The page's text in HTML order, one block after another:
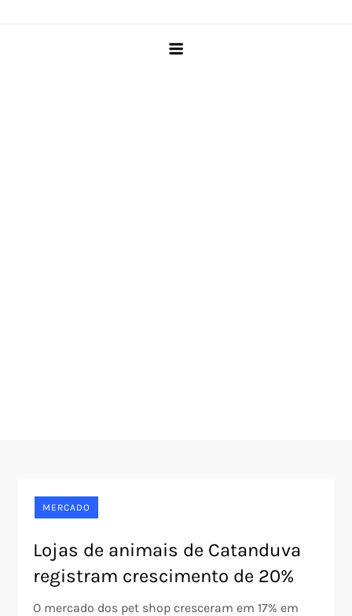
MERCADO
Lojas de animais de Catanduva
registram crescimento de 20%
O mercado dos pet shop cresceram em 17% em